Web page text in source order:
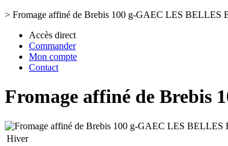
> Fromage affiné de Brebis 100 g-GAEC LES BELLES
Accès direct
Commander
Mon compte
Contact
Fromage affiné de Brebis
Hiver